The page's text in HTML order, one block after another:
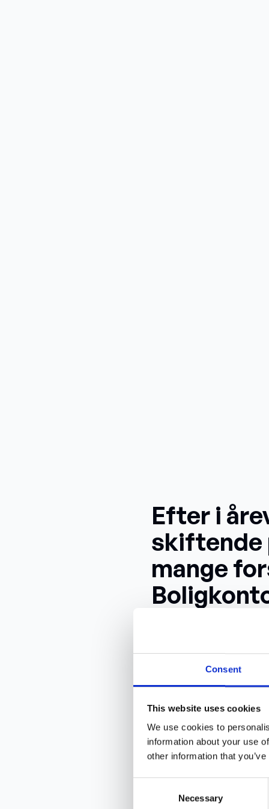
Consent
This website uses cookies
We use cookies to
information about your use
other information that
Necessary
Efter i
skiftende
mange
af
projekter
Traditionelt har
været inde over deres
innovationschef Erik Frehr:
”Vores ansatte endte